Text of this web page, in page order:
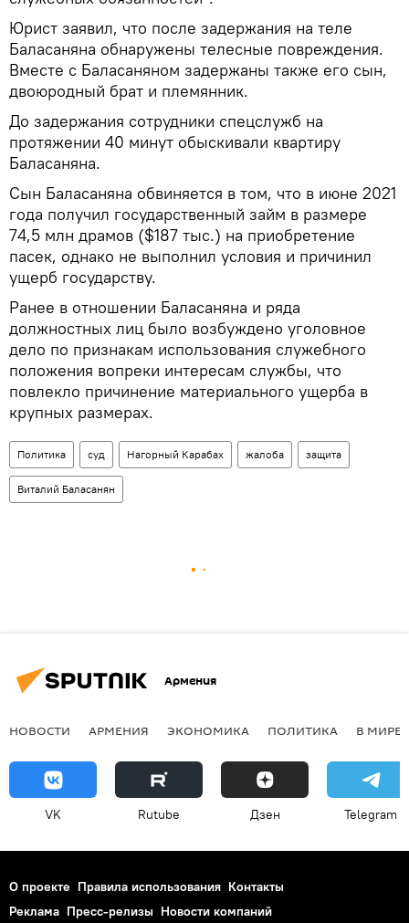
Юрист заявил, что после задержания на теле
Баласаняна обнаружены телесные повреждения.
Вместе с Баласаняном задержаны также его сын,
двоюродный брат и племянник.
До задержания сотрудники спецслужб на
протяжении 40 минут обыскивали квартиру
Баласаняна.
Сын Баласаняна обвиняется в том, что в июне 2021
года получил государственный займ в размере
74,5 млн драмов ($187 тыс.) на приобретение
пасек, однако не выполнил условия и причинил
ущерб государству.
Ранее в отношении Баласаняна и ряда
должностных лиц было возбуждено уголовное
дело по признакам использования служебного
положения вопреки интересам службы, что
повлекло причинение материального ущерба в
крупных размерах.
Политика суд Нагорный Карабах жалоба защита
Виталий Баласанян
Армения
НОВОСТИ АРМЕНИЯ ЭКОНОМИКА ПОЛИТИКА В МИРЕ
VK Rutube Дзен Telegram
О проекте Правила использования Контакты
Реклама Пресс-релизы Новости компаний